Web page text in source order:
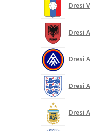
Dresi
Dresi
Dresi
Dresi
Dresi